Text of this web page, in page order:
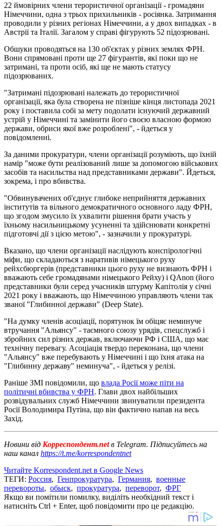
22 ймовірних члени терористичної організації - громадяни
Німеччини, одна з трьох прихильників - росіянка. Затримання
проводили у різних регіонах Німеччини, а у двох випадках - в
Австрії та Італії. Загалом у справі фігурують 52 підозрювані.
Обшуки проводяться на 130 об'єктах у різних землях ФРН.
Вони спрямовані проти ще 27 фігурантів, які поки що не
затримані, та проти осіб, які ще не мають статусу
підозрюваних.
"Затримані підозрювані належать до терористичної
організації, яка була створена не пізніше кінця листопада 2021
року і поставила собі за мету подолати існуючий державний
устрій у Німеччині та замінити його своєю власною формою
держави, обриси якої вже розроблені", - йдеться у
повідомленні.
За даними прокуратури, члени організації розуміють, що їхній
намір "може бути реалізований лише за допомогою військових
засобів та насильства над представниками держави". Йдеться,
зокрема, і про вбивства.
"Обвинувачених об'єднує глибоке неприйняття державних
інститутів та вільного демократичного основного ладу ФРН,
що згодом змусило їх ухвалити рішення брати участь у
їхньому насильницькому усуненні та здійснювати конкретні
підготовчі дії з цією метою", - зазначили у прокуратурі.
Вказано, що члени організації наслідують конспірологічні
міфи, що складаються з наративів німецького руху
рейхсбюргерів (представники цього руху не визнають ФРН і
вважають себе громадянами німецького Рейху) і QAnon (його
представники були серед учасників штурму Капітолія у січні
2021 року і вважають, що Німеччиною управляють члени так
званої "Глибинної держави" (Deep State).
"На думку членів асоціації, порятунок їм обіцяє неминуче
втручання "Альянсу" - таємного союзу урядів, спецслужб і
збройних сил різних держав, включаючи РФ і США, що має
технічну перевагу. Асоціація твердо переконана, що члени
"Альянсу" вже перебувають у Німеччині і що їхня атака на
"Глибинну державу" неминуча", - йдеться у релізі.
Раніше ЗМІ повідомили, що влада Росії може піти на
політичні вбивства у ФРН. Глави двох найбільших
розвідувальних служб Німеччини звинуватили президента
Росії Володимира Путіна, що він фактично напав на весь
Захід.
Новини від Корреспондент.netв Telegram. Підписуйтесь на
наш канал https://t.me/korrespondentnet
Читайте Korrespondent.net в Google News
ТЕГИ: Россия, Генпрокуратура, Германия, военные
перевороты, обыск, прокуратура, переворот, ФРГ
Якщо ви помітили помилку, виділіть необхідний текст і
натисніть Ctrl + Enter, щоб повідомити про це редакцію.